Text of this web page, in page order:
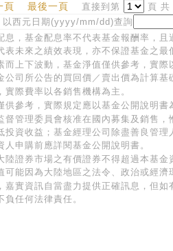
頁
最後一頁 直接到第
頁 共
以西元日期(yyyy/mm/dd)查詢
息，基金配息率不代表基金報酬率，
表未來之績效表現，亦不保證基金之最
而上下波動，基金淨值僅供參考，實
公司所公告的買回價／賣出價為計算基
實際費率以各銷售機構為主。
供參考，實際規定應以基金公開說明書
督管理委員會核准在國內募集及銷售
投資收益；基金經理公司除盡善良管
申購前應詳閱基金公開說明書。
陸證券市場之有價證券不得超過本基
可能因為大陸地區之法令、政治或經
嘉實資訊自當盡力提供正確訊息，但
任何法律責任。